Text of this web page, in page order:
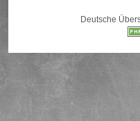
Deutsche